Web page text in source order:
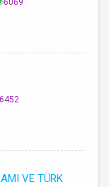
6452
VE TÜRK